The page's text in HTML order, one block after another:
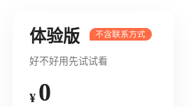
体验版
好不好用先试试看
¥ 0